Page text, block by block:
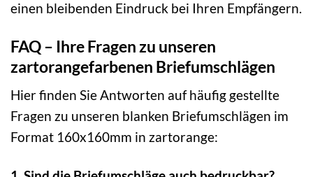
einen bleibenden Eindruck bei Ihren Empfängern.
FAQ – Ihre Fragen zu unseren
zartorangefarbenen Briefumschlägen
Hier finden Sie Antworten auf häufig gestellte
Fragen zu unseren blanken Briefumschlägen im
Format 160x160mm in zartorange: